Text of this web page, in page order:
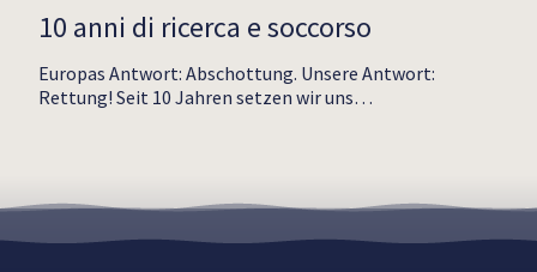
10 anni di ricerca e soccorso
Europas Antwort: Abschottung. Unsere Antwort:
Rettung! Seit 10 Jahren setzen wir uns…